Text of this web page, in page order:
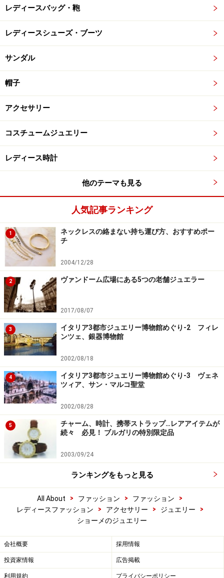
レディースバッグ・鞄
レディースシューズ・ブーツ
サンダル
帽子
アクセサリー
コスチュームジュエリー
レディース時計
他のテーマも見る
人気記事ランキング
1
ネックレスの絡まない持ち運び方、おすすめポー
チ
2004/12/28
2 ヴァンドーム広場にある5つの老舗ジュエラー
2017/08/07
3
イタリア3都市ジュエリー博物館めぐり-2 フィレ
ンツェ、銀器博物館
2002/08/18
4
イタリア3都市ジュエリー博物館めぐり-3 ヴェネ
ツィア、サン・マルコ聖堂
2002/08/28
5
チャーム、時計、携帯ストラップ…レアアイテムが
続々 必見！ ブルガリの特別限定品
2003/09/24
ランキングをもっと見る
All About > ファッション > ファッション
>
レディースファッション
> アクセサリー > ジュエリー
>
ショーメのジュエリー
会社概要 採用情報
投資家情報 広告掲載
利用規約 プライバシーポリシー